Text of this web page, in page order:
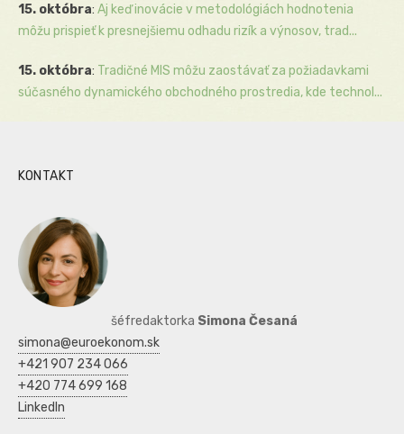
15. októbra: Aj keď inovácie v metodológiách hodnotenia
môžu prispieť k presnejšiemu odhadu rizík a výnosov, trad...
15. októbra: Tradičné MIS môžu zaostávať za požiadavkami
súčasného dynamického obchodného prostredia, kde technol...
KONTAKT
šéfredaktorka Simona Česaná
simona@euroekonom.sk
+421 907 234 066
+420 774 699 168
LinkedIn